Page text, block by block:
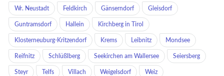
Wr. Neustadt Feldkirch Gänserndorf Gleisdorf
Guntramsdorf Hallein Kirchberg in Tirol
Klosterneuburg-Kritzendorf Krems Leibnitz Mondsee
Reifnitz Schlüßlberg Seekirchen am Wallersee Seiersberg
Steyr Telfs Villach Weigelsdorf Weiz